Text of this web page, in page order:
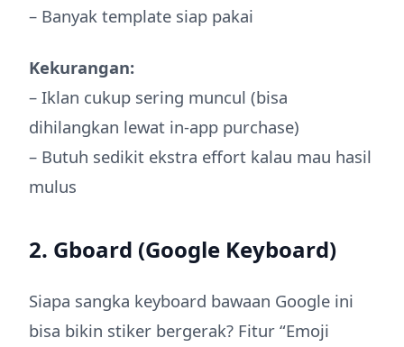
– Banyak template siap pakai
Kekurangan:
– Iklan cukup sering muncul (bisa
dihilangkan lewat in-app purchase)
– Butuh sedikit ekstra effort kalau mau hasil
mulus
2. Gboard (Google Keyboard)
Siapa sangka keyboard bawaan Google ini
bisa bikin stiker bergerak? Fitur “Emoji